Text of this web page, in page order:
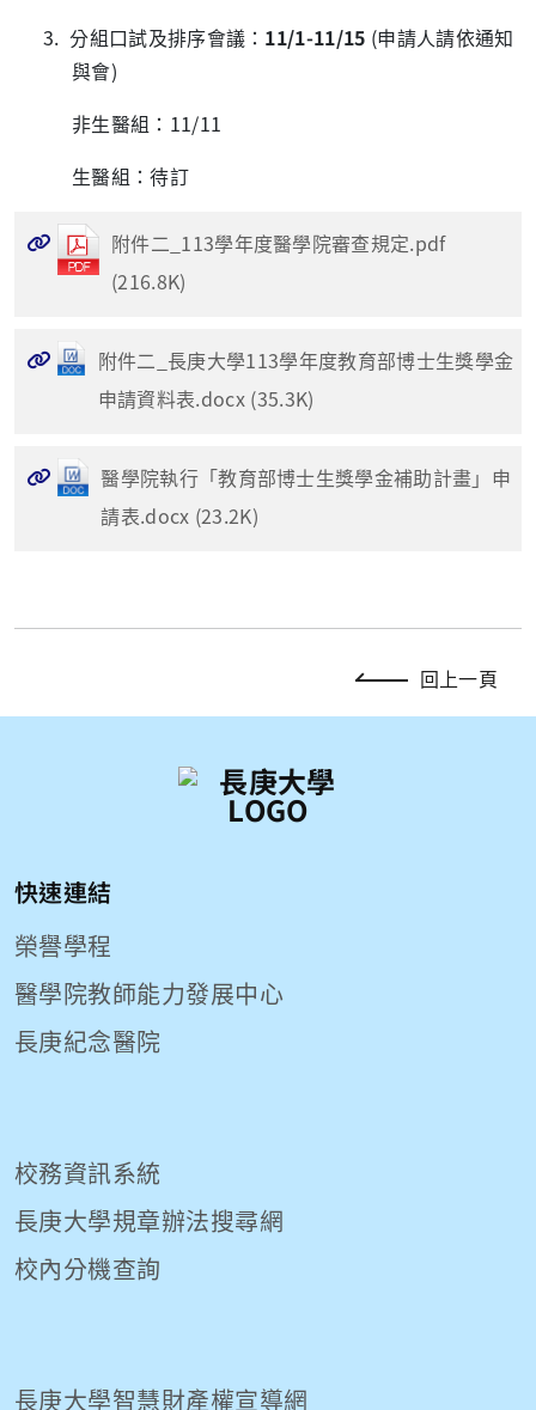
3. 分組口試及排序會議： 11/1-11/15 (申請人請依通知
與會)
非生醫組： 11/11
生醫組：待訂
附件二_113學年度醫學院審查規定.pdf
(216.8K)
附件二_長庚大學113學年度教育部博士生獎學金
申請資料表.docx (35.3K)
醫學院執行「教育部博士生獎學金補助計畫」申
請表.docx (23.2K)
回上一頁
快速連結
榮譽學程
醫學院教師能力發展中心
長庚紀念醫院
校務資訊系統
長庚大學規章辦法搜尋網
校內分機查詢
長庚大學智慧財產權宣導網